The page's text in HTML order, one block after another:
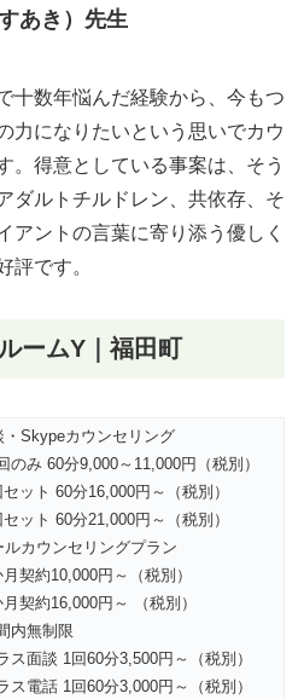
あき）先生
十数年悩んだ経験から、今もつ
力になりたいという思いでカウ
。得意としている事案は、そう
ダルトチルドレン、共依存、そ
アントの言葉に寄り添う優しく
評です。
ームY｜福田町
・Skypeカウンセリング
のみ 60分9,000～11,000円（税別）
セット 60分16,000円～（税別）
セット 60分21,000円～（税別）
ルカウンセリングプラン
月契約10,000円～（税別）
月契約16,000円～ （税別）
内無制限
ス面談 1回60分3,500円～（税別）
ス電話 1回60分3,000円～（税別）